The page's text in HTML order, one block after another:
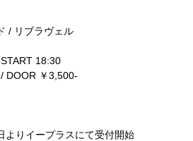
/ リブラヴェル
18:30
DOOR ￥3,500-
よりイープラスにて受付開始